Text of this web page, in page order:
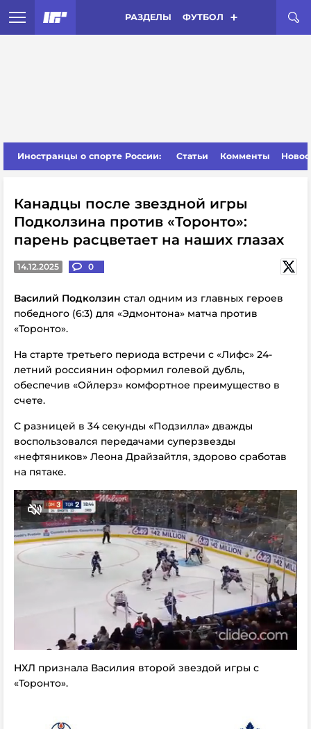
РАЗДЕЛЫ ФУТБОЛ
Иностранцы о спорте России: Статьи Комменты
Канадцы после звездной игры
Подколзина против «Торонто»:
парень расцветает на наших глазах
14.12.2025 0
Василий Подколзин стал одним из главных героев
победного (6:3) для «Эдмонтона» матча против
«Торонто».
На старте третьего периода встречи с «Лифс» 24-
летний россиянин оформил голевой дубль,
обеспечив «Ойлерз» комфортное преимущество в
счете.
С разницей в 34 секунды «Подзилла» дважды
воспользовался передачами суперзвезды
«нефтяников» Леона Драйзайтля, здорово сработав
на пятаке.
НХЛ признала Василия второй звездой игры с
«Торонто».